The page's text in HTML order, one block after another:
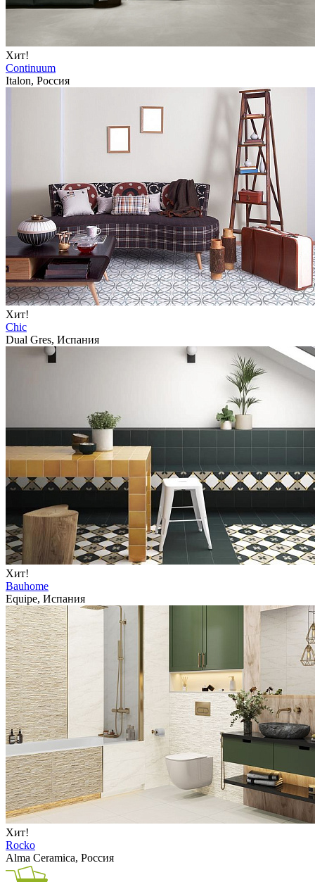
Хит!
Continuum
Italon, Россия
Хит!
Chic
Dual Gres, Испания
Хит!
Bauhome
Equipe, Испания
Хит!
Rocko
Alma Ceramica, Россия